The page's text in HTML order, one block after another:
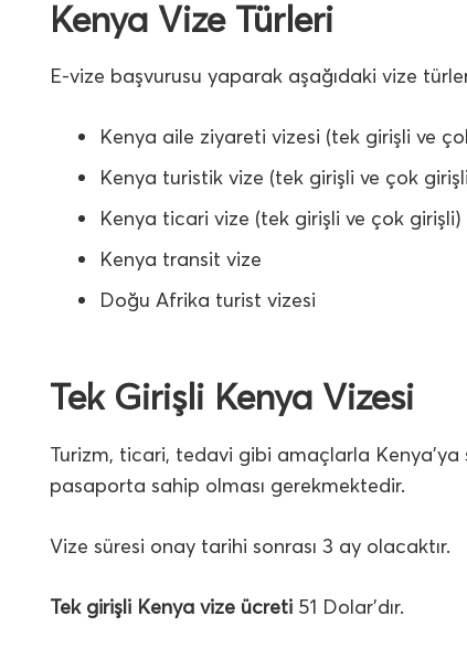
Kenya Vize Türleri
E-vize başvurusu yaparak aşağıdaki vize
Kenya aile ziyareti vizesi (tek girişli ve
Kenya turistik vize (tek girişli ve çok
Kenya ticari vize (tek girişli ve çok girişli)
Kenya transit vize
Doğu Afrika turist vizesi
Tek Girişli Kenya Vizesi
Turizm, ticari, tedavi gibi amaçlarla
pasaporta sahip olması gerekmektedir.
Vize süresi onay tarihi sonrası 3 ay olacaktır.
Tek girişli Kenya vize ücreti 51 Dolar’dır.